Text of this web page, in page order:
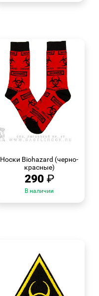
Носки Biohazard (черно-
красные)
290 ₽
В наличии